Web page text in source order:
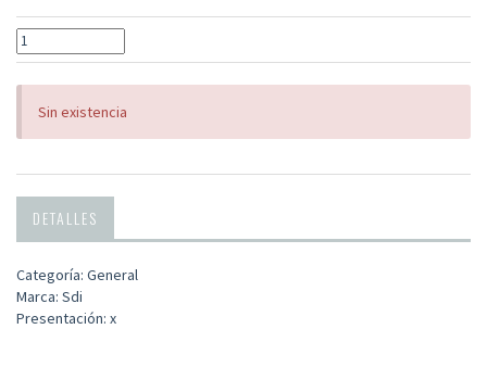
Sin existencia
DETALLES
Categoría: General
Marca: Sdi
Presentación: x